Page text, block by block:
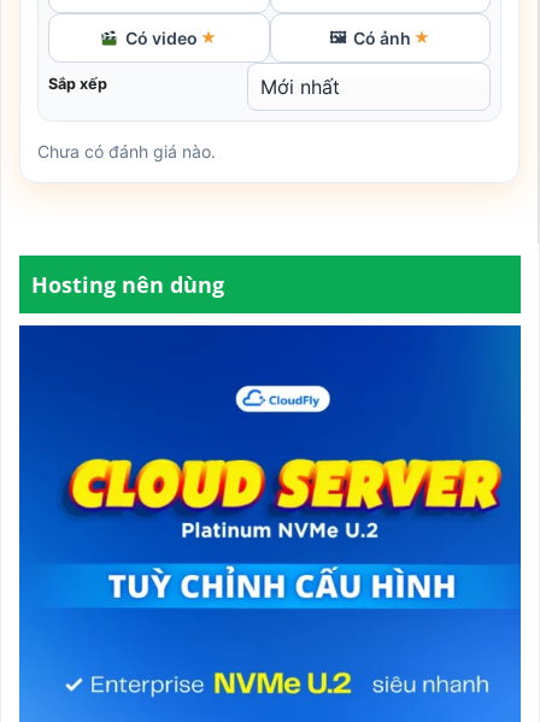
Có video ★ 🖼 Có ảnh ★
Sắp xếp
Chưa có đánh giá nào.
Hosting nên dùng